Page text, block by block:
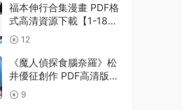
福本伸行合集漫畫 PDF格
式高清資源下載【1-18部
完結】Kindle電子漫畫資
源精品
12
《魔人偵探食腦奈羅》松
井優征創作 PDF高清版
【第01-23卷完結】
9